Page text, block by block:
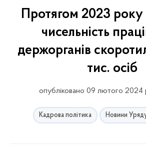
Протягом 2023
чисельність
держорганів
тис. осіб
опубліковано 09 лютого 2024
Кадрова політика Новини